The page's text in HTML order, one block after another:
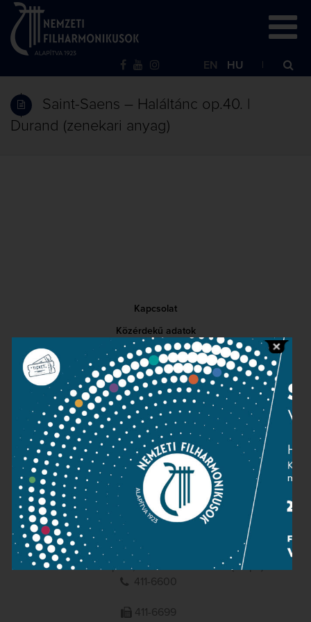
EN HU
Saint-Saens – Haláltánc op.40. |
Durand (zenekari anyag)
Kapcsolat
Közérdekű adatok
Sajtószoba
Adatvédelem
Impresszum
NEMZETI
FILHARMONIKUSOK
1095 Budapest, Komor Marcell u. 1. (Müpa)
411-6600
411-6699